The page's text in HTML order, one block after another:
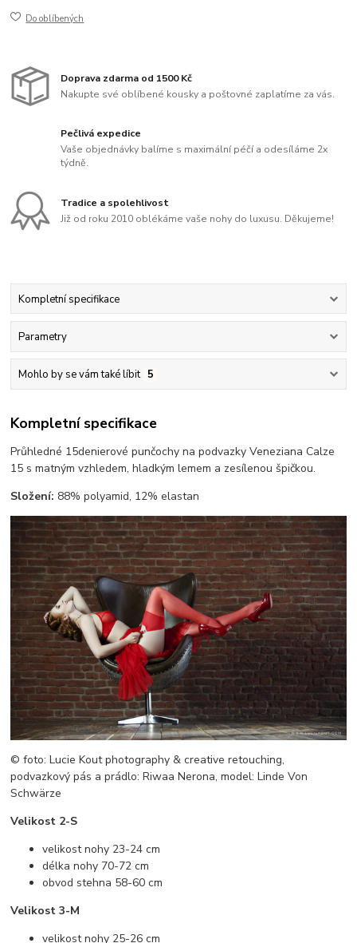
Do oblíbených
Doprava zdarma od 1500 Kč
Nakupte své oblíbené kousky a poštovné zaplatíme za vás.
Pečlivá expedice
Vaše objednávky balíme s maximální péčí a odesíláme 2x
týdně.
Tradice a spolehlivost
Již od roku 2010 oblékáme vaše nohy do luxusu. Děkujeme!
Kompletní specifikace
Parametry
Mohlo by se vám také líbit 5
Kompletní specifikace
Průhledné 15denierové punčochy na podvazky Veneziana Calze
15 s matným vzhledem, hladkým lemem a zesílenou špičkou.
Složení: 88% polyamid, 12% elastan
© foto: Lucie Kout photography & creative retouching,
podvazkový pás a prádlo: Riwaa Nerona, model: Linde Von
Schwärze
Velikost 2-S
velikost nohy 23-24 cm
délka nohy 70-72 cm
obvod stehna 58-60 cm
Velikost 3-M
velikost nohy 25-26 cm